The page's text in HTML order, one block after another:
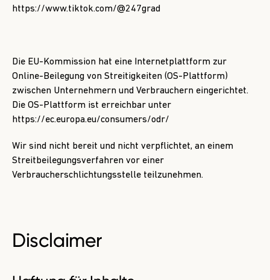
https://www.tiktok.com/@247grad
Die EU-Kommission hat eine Internetplattform zur
Online-Beilegung von Streitigkeiten (OS-Plattform)
zwischen Unternehmern und Verbrauchern eingerichtet.
Die OS-Plattform ist erreichbar unter
https://ec.europa.eu/consumers/odr/
Wir sind nicht bereit und nicht verpflichtet, an einem
Streitbeilegungsverfahren vor einer
Verbraucherschlichtungsstelle teilzunehmen.
Disclaimer